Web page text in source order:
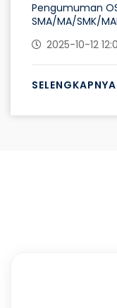
Pengumuman
SMA/MA/SMK/
2025-10-12
SELENGKAPNYA